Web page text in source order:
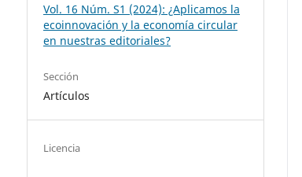
Vol. 16 Núm. S1 (2024): ¿Aplicamos la
ecoinnovación y la economía circular
en nuestras editoriales?
Sección
Artículos
Licencia